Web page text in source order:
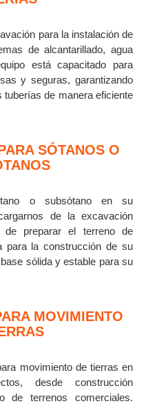
para la instalación de
de alcantarillado, agua
está capacitado para
y seguras, garantizando
de manera eficiente
SÓTANOS O
o subsótano en su
de la excavación
de preparar el terreno de
para la construcción de su
sólida y estable para su
MOVIMIENTO
movimiento de tierras en
desde construcción
de terrenos comerciales.